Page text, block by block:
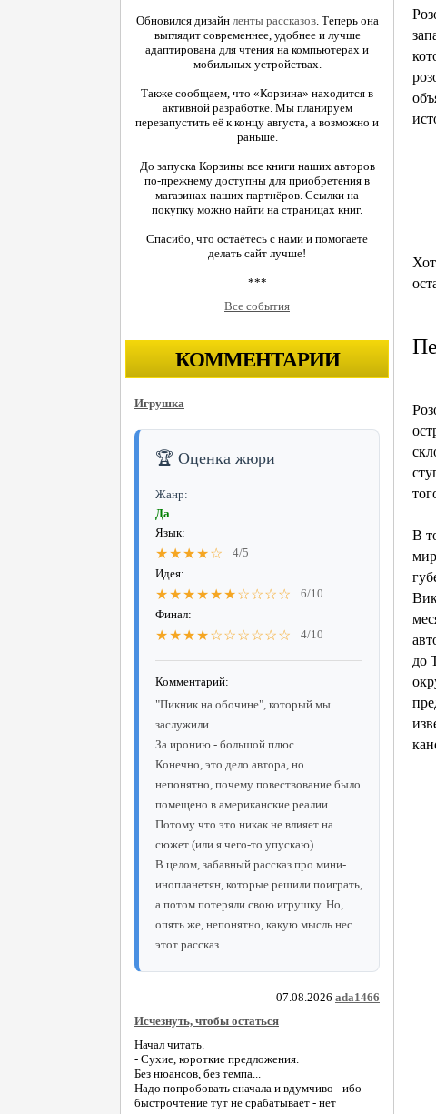
Обновился дизайн ленты рассказов. Теперь она
выглядит современнее, удобнее и лучше
адаптирована для чтения на компьютерах и
мобильных устройствах.
Также сообщаем, что «Корзина» находится в
активной разработке. Мы планируем
перезапустить её к концу августа, а возможно и
раньше.
До запуска Корзины все книги наших авторов
по-прежнему доступны для приобретения в
магазинах наших партнёров. Ссылки на
покупку можно найти на страницах книг.
Спасибо, что остаётесь с нами и помогаете
делать сайт лучше!
***
Все события
КОММЕНТАРИИ
Игрушка
🏆 Оценка жюри
Жанр:
Да
Язык:
★★★★☆
4/5
Идея:
★★★★★★☆☆☆☆
6/10
Финал:
★★★★☆☆☆☆☆☆ 4/10
Комментарий:
"Пикник на обочине", который мы
заслужили.
За иронию - большой плюс.
Конечно, это дело автора, но
непонятно, почему повествование было
помещено в американские реалии.
Потому что это никак не влияет на
сюжет (или я чего-то упускаю).
В целом, забавный рассказ про мини-
инопланетян, которые решили поиграть,
а потом потеряли свою игрушку. Но,
опять же, непонятно, какую мысль нес
этот рассказ.
07.08.2026 ada1466
Исчезнуть, чтобы остаться
Начал читать.
- Сухие, короткие предложения.
Без нюансов, без темпа...
Надо попробовать сначала и вдумчиво - ибо
быстрочтение тут не срабатывает - нет
В
до